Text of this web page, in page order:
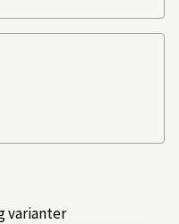
varianter